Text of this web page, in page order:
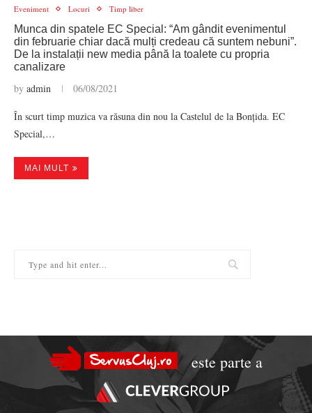
Eveniment Locuri Timp liber
Munca din spatele EC Special: “Am gândit evenimentul
din februarie chiar dacă mulți credeau că suntem nebuni”.
De la instalații new media până la toalete cu propria
canalizare
by admin 06/08/2021
În scurt timp muzica va răsuna din nou la Castelul de la Bonțida. EC
Special,…
MAI MULT
este parte a